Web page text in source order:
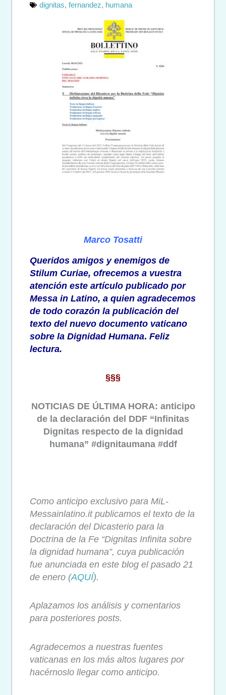
dignitas, fernandez, humana
Marco Tosatti
Queridos amigos y enemigos de
Stilum Curiae, ofrecemos a vuestra
atención este artículo publicado por
Messa in Latino, a quien agradecemos
de todo corazón la publicación del
texto del nuevo documento vaticano
sobre la Dignidad Humana. Feliz
lectura.
§§§
NOTICIAS DE ÚLTIMA HORA: anticipo
de la declaración del DDF “Infinitas
Dignitas respecto de la dignidad
humana” #dignitaumana #ddf
Como anticipo exclusivo para MiL-
Messainlatino.it publicamos el texto de la
declaración del Dicasterio para la
Doctrina de la Fe “Dignitas Infinita sobre
la dignidad humana”, cuya publicación
fue anunciada en este blog el pasado 21
de enero (AQUÍ).
Aplazamos los análisis y comentarios
para posteriores posts.
Agradecemos a nuestras fuentes
vaticanas en los más altos lugares por
hacérnoslo llegar como anticipo.